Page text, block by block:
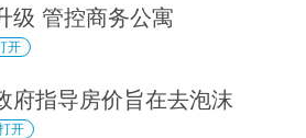
级 管控商务公寓
开
府指导房价旨在去泡沫
开